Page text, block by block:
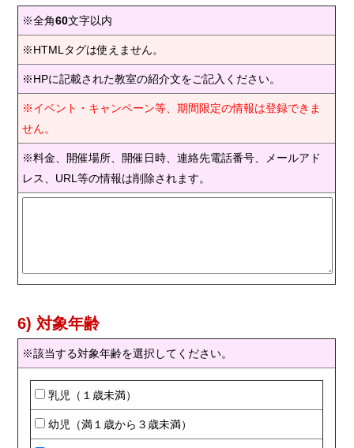
※全角60文字以内
※HTMLタグは使えません。
※HPに記載された教室の紹介文をご記入ください。
※イベント・キャンペーン等、期間限定の情報は登録できま
せん。
※料金、開催場所、開催日時、連絡先電話番号、メールアド
レス、URL等の情報は削除されます。
6) 対象年齢
※該当する対象年齢を選択してください。
乳児（１歳未満）
幼児（満１歳から３歳未満）